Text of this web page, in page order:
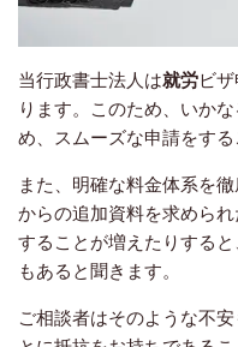
当行政書士法人は就労ビ
ります。このため、いか
め、スムーズな申請をする
また、明確な料金体系を
からの追加資料を求めら
することが増えたりする
もあると聞きます。
ご相談者はそのような不